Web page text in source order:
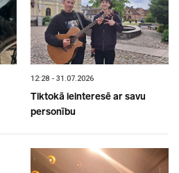
12:28 - 31.07.2026
Tiktokā ieinteresē ar savu
personību